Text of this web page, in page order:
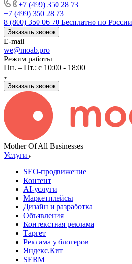
+7 (499) 350 28 73
+7 (499) 350 28 73
8 (800) 350 06 70 Бесплатно по России
Заказать звонок
E-mail
we@moab.pro
Режим работы
Пн. – Пт.: с 10:00 - 18:00
Заказать звонок
Mother Of All Businesses
Услуги
SEO-продвижение
Контент
AI-услуги
Маркетплейсы
Дизайн и разработка
Объявления
Контекстная реклама
Таргет
Реклама у блогеров
Яндекс.Кит
SERM